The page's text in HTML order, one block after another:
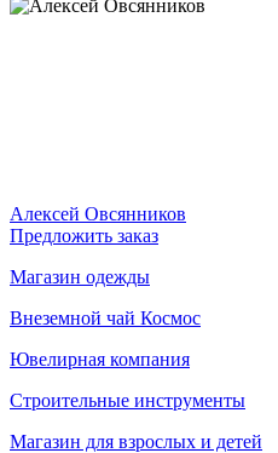
Алексей Овсянников
Предложить заказ
Магазин одежды
Внеземной чай Космос
Ювелирная компания
Строительные инструменты
Магазин для взрослых и детей